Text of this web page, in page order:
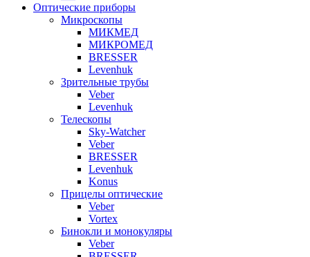
Оптические приборы
Микроскопы
МИКМЕД
МИКРОМЕД
BRESSER
Levenhuk
Зрительные трубы
Veber
Levenhuk
Телескопы
Sky-Watcher
Veber
BRESSER
Levenhuk
Konus
Прицелы оптические
Veber
Vortex
Бинокли и монокуляры
Veber